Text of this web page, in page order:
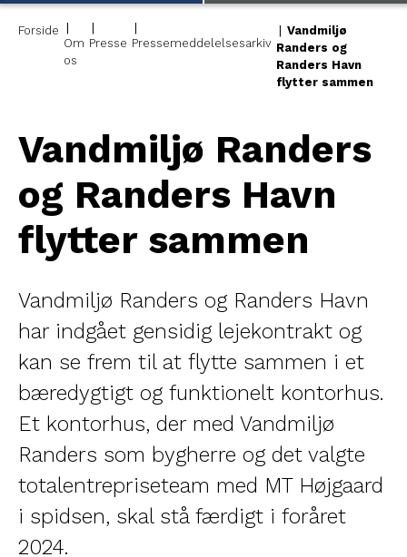
Forside
Om
os
Presse Pressemeddelelsesarkiv
Vandmiljø
Randers og
Randers Havn
flytter sammen
Vandmiljø Randers
og Randers Havn
flytter sammen
Vandmiljø Randers og Randers Havn
har indgået gensidig lejekontrakt og
kan se frem til at flytte sammen i et
bæredygtigt og funktionelt kontorhus.
Et kontorhus, der med Vandmiljø
Randers som bygherre og det valgte
totalentrepriseteam med MT Højgaard
i spidsen, skal stå færdigt i foråret
2024.